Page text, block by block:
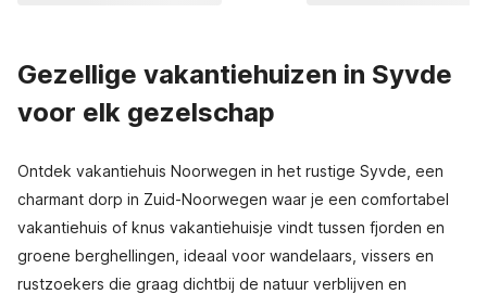
Gezellige vakantiehuizen in Syvde
voor elk gezelschap
Ontdek vakantiehuis Noorwegen in het rustige Syvde, een
charmant dorp in Zuid-Noorwegen waar je een comfortabel
vakantiehuis of knus vakantiehuisje vindt tussen fjorden en
groene berghellingen, ideaal voor wandelaars, vissers en
rustzoekers die graag dichtbij de natuur verblijven en